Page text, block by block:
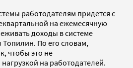
работодателям придется с
на ежемесячную
доходы в системе
Топилин. По его словам,
чтобы это не
на работодателей.